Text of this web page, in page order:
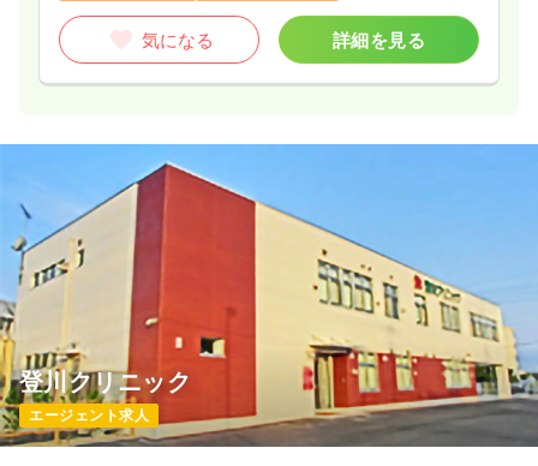
気になる 詳細を見る
登川クリニック
エージェント求人